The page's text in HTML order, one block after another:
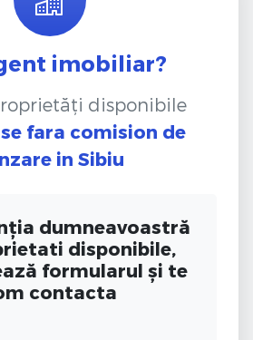
imobiliar?
disponibile
fara comision de
in Sibiu
dumneavoastră
disponibile,
formularul și te
contacta